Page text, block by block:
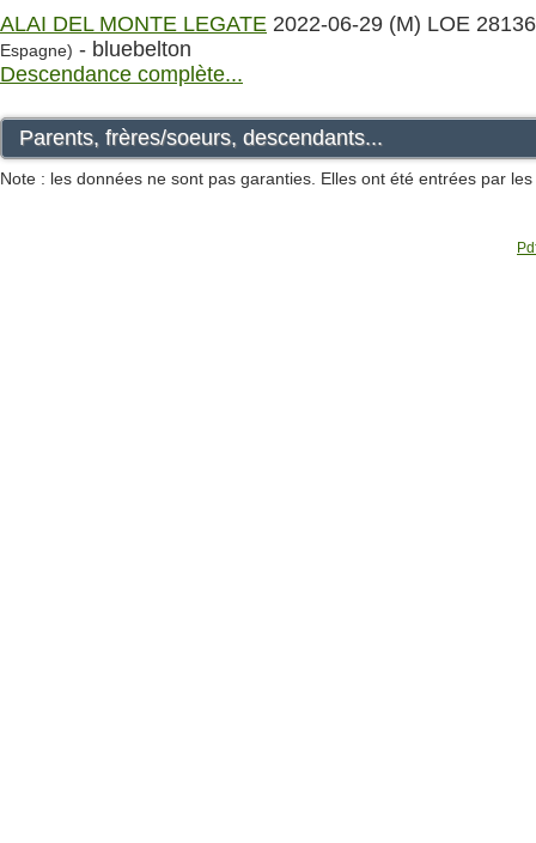
ALAI DEL MONTE LEGATE 2022-06-29 (M) LOE
Espagne) - bluebelton
Descendance complète...
Parents, frères/soeurs, descendants...
Note : les données ne sont pas garanties. Elles ont été entrées par